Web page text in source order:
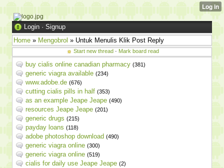
Login · Signup
Home » Mengobrol » Untuk Menulis Klik Post Reply
Start new thread· Mark board read
buy cialis online canadian pharmacy (381)
generic viagra available (234)
www.adobe.de (676)
cutting cialis pills in half (353)
as an example Jeape Jeape (490)
resources Jeape Jeape (201)
generic drugs (215)
payday loans (118)
adobe photoshop download (490)
generic viagra online (300)
generic viagra online (519)
cialis for daily use Jeape Jeape (2)